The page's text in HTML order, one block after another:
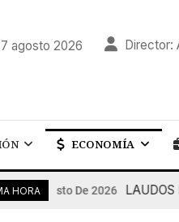
agosto 2026 Director:
ECONOMÍA
HORA
Agosto De 2026 LAUDOS